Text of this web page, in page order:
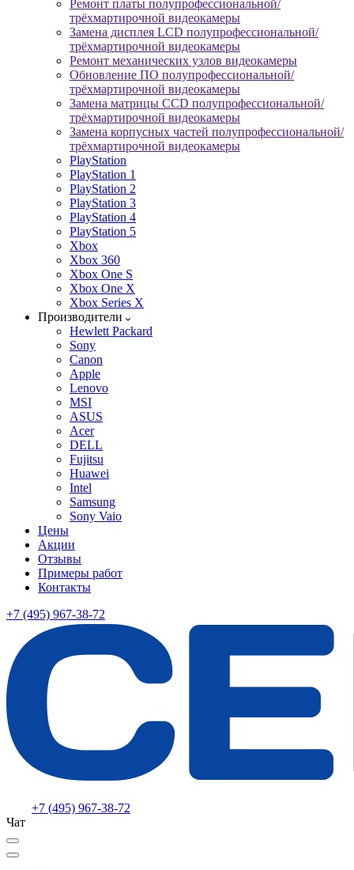
Ремонт платы полупрофессиональной/
трёхмартирочной видеокамеры
Замена дисплея LCD полупрофессиональной/
трёхмартирочной видеокамеры
Ремонт механических узлов видеокамеры
Обновление ПО полупрофессиональной/
трёхмартирочной видеокамеры
Замена матрицы CCD полупрофессиональной/
трёхмартирочной видеокамеры
Замена корпусных частей полупрофессиональной/
трёхмартирочной видеокамеры
PlayStation
PlayStation 1
PlayStation 2
PlayStation 3
PlayStation 4
PlayStation 5
Xbox
Xbox 360
Xbox One S
Xbox One X
Xbox Series X
Производители
Hewlett Packard
Sony
Canon
Apple
Lenovo
MSI
ASUS
Acer
DELL
Fujitsu
Huawei
Intel
Samsung
Sony Vaio
Цены
Акции
Отзывы
Примеры работ
Контакты
+7 (495) 967-38-72
+7 (495) 967-38-72
Чат